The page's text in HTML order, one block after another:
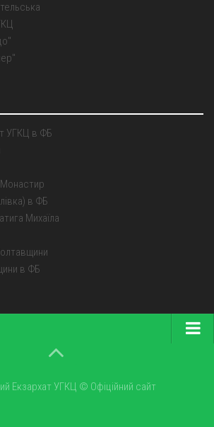
УГКЦ в ФБ
в ФБ
Михаїла
в ФБ
Екзархат УГКЦ © Офіційний сайт